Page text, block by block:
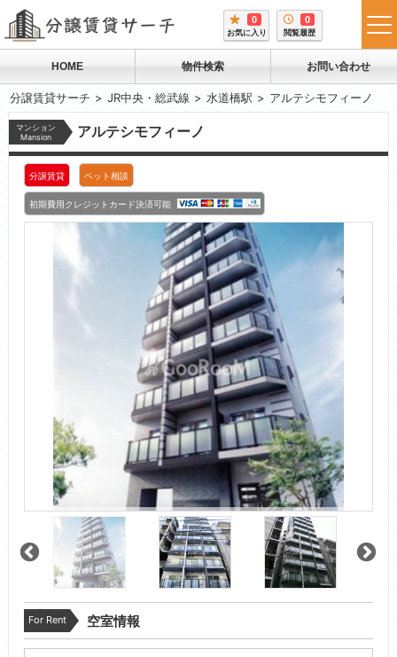
0
お気に入り
0
閲覧履歴
HOME 物件検索 お問い合わせ
分譲賃貸サーチ JR中央・総武線 水道橋駅 アルテシモフィーノ
マンション
Mansion
アルテシモフィーノ
分譲賃貸 ペット相談
初期費用クレジットカード決済可能
For Rent 空室情報